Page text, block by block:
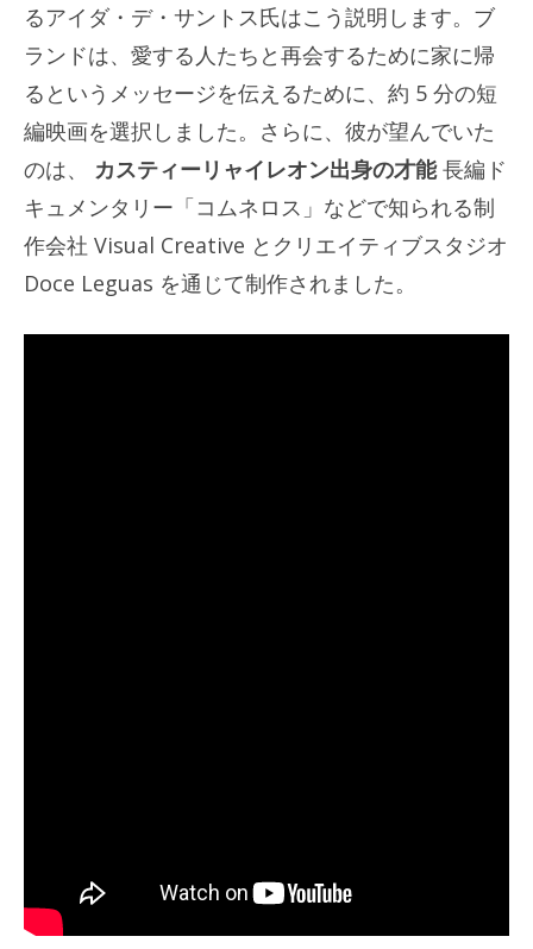
るアイダ・デ・サントス氏はこう説明します。ブ
ランドは、愛する人たちと再会するために家に帰
るというメッセージを伝えるために、約 5 分の短
編映画を選択しました。さらに、彼が望んでいた
のは、
カスティーリャイレオン出身の才能長編ド
キュメンタリー「コムネロス」などで知られる制
作会社 Visual Creative とクリエイティブスタジオ
Doce Leguas を通じて制作されました。